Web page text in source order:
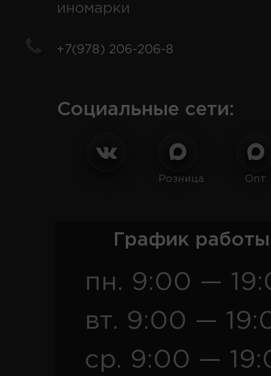
иномарки
+7(978) 206-206-8
Социальные сети:
Розница Опт
График
пн. 9:00 —
вт. 9:00 —
ср. 9:00 —